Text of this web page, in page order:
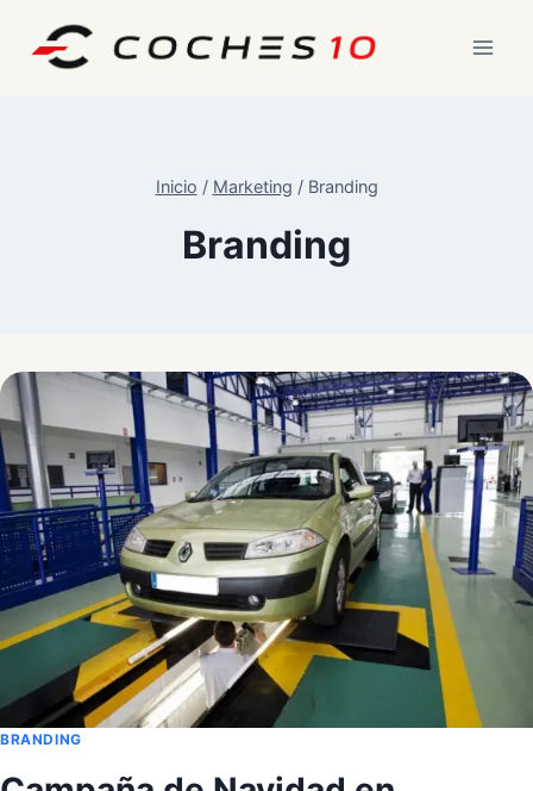
Inicio / Marketing / Branding
Branding
BRANDING